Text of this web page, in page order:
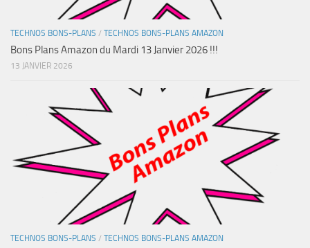
TECHNOS BONS-PLANS / TECHNOS BONS-PLANS AMAZON
Bons Plans Amazon du Mardi 13 Janvier 2026 !!!
13 JANVIER 2026
TECHNOS BONS-PLANS / TECHNOS BONS-PLANS AMAZON